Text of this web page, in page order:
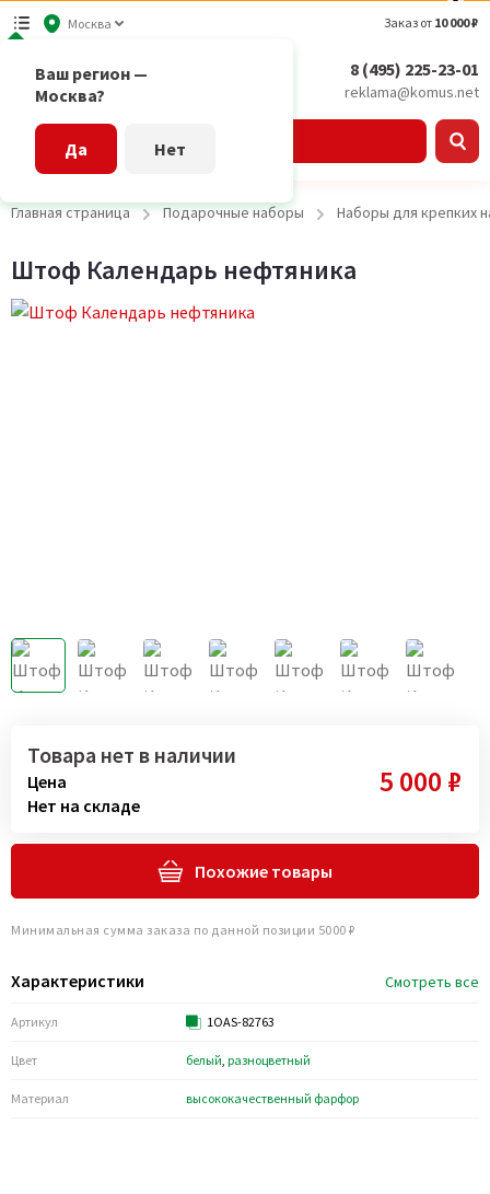
Москва
Ваш регион —
Москва?
Да Нет
Заказ от 10 000 ₽
8 (495) 225-23-01
reklama@komus.net
Главная страница Подарочные наборы Наборы для крепких
Штоф Календарь нефтяника
Характеристики Смотреть все
Артикул 1OAS-82763
Цвет белый, разноцветный
Материал высококачественный фарфор
Товара нет в наличии
Цена 5 000 ₽
Нет на складе
Похожие товары
Минимальная сумма заказа по данной позиции 5000 ₽